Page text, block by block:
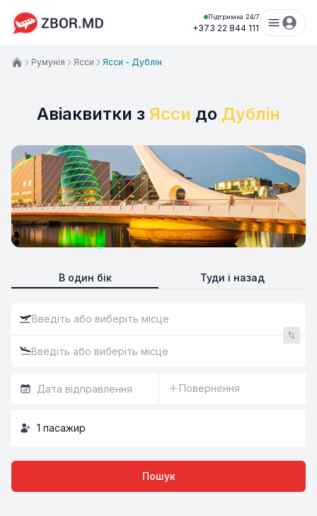
Підтримка 24/7
+373 22 844 111
Авіаквитки з Ясси до Дублін
В один бік Туди і назад
Повернення
1 пасажир
Пошук
Румунія Ясси Ясси - Дублін